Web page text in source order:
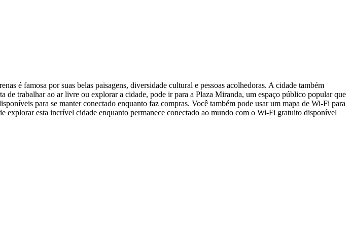
é famosa por suas belas paisagens, diversidade cultural e pessoas acolhedoras. A cidade também
trabalhar ao ar livre ou explorar a cidade, pode ir para a Plaza Miranda, um espaço público popular que
para se manter conectado enquanto faz compras. Você também pode usar um mapa de Wi-Fi para
explorar esta incrível cidade enquanto permanece conectado ao mundo com o Wi-Fi gratuito disponível